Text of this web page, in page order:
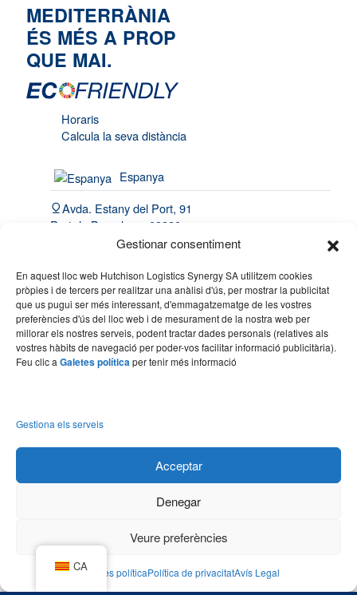
Gestionar consentiment
En aquest lloc web Hutchison Logistics Synergy SA utilitzem cookies
pròpies i de tercers per realitzar una anàlisi d'ús, per mostrar la publicitat
que us pugui ser més interessant, d'emmagatzematge de les vostres
preferències d'ús del lloc web i de mesurament de la nostra web per
millorar els nostres serveis, podent tractar dades personals (relatives als
vostres hàbits de navegació per poder-vos facilitar informació publicitària).
Feu clic a Galetes políticaper tenir més informació
Gestiona els serveis
Acceptar
Denegar
Veure preferències
Cookies políticaPolítica de privacitatAvís Legal
MEDITERRÀNIA
ÉS MÉS A PROP
QUE MAI.
Horaris
Calcula la seva distància
Espanya
Avda. Estany del Port, 91
Port de Barcelona, 08820
El Prat de Llobregat
hello@synergy.com.es
França
(33) 7 84 51 70 60
Política de privacitat
Designed by upcofly.
CA